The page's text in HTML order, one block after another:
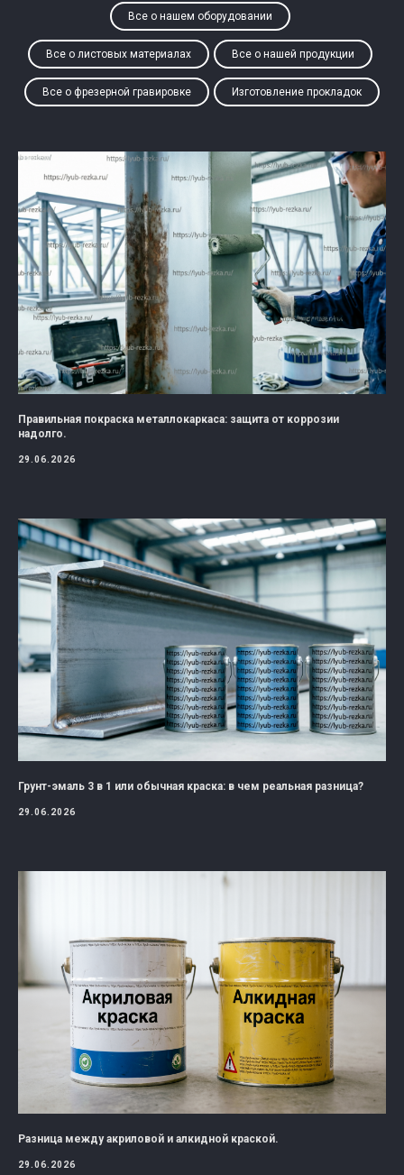
Все о нашем оборудовании
Все о листовых материалах Все о нашей продукции
Все о фрезерной гравировке Изготовление прокладок
Правильная покраска металлокаркаса: защита от коррозии
надолго.
29.06.2026
Грунт-эмаль 3 в 1 или обычная краска: в чем реальная разница?
29.06.2026
Разница между акриловой и алкидной краской.
29.06.2026